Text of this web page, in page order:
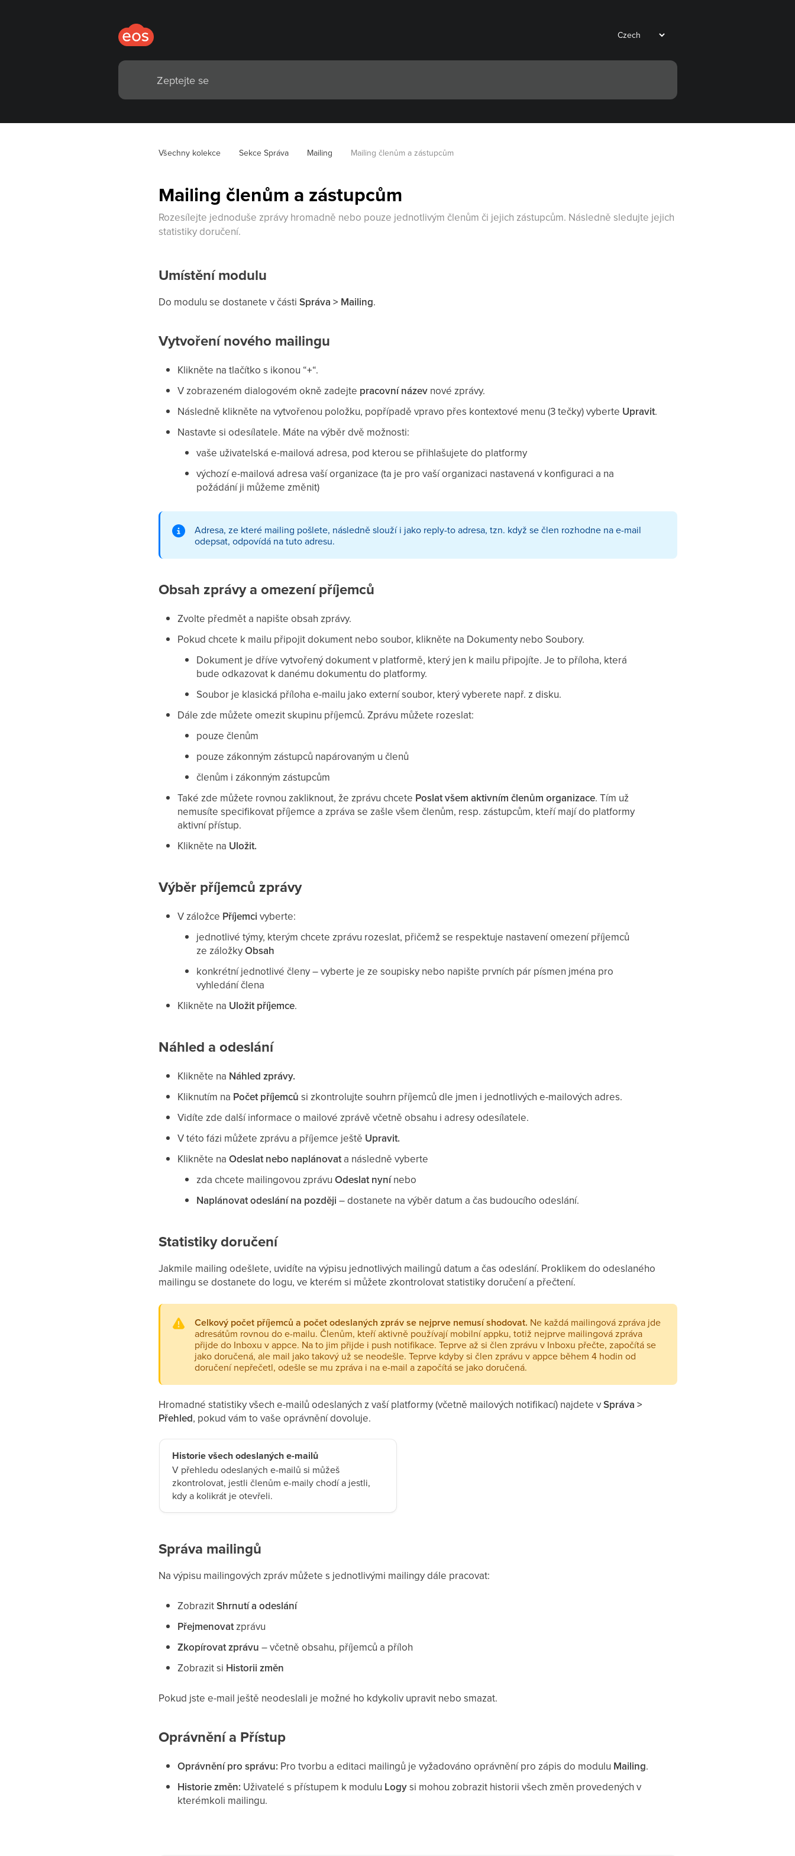
Všechny kolekce Sekce Správa Mailing Mailing členům a zástupcům
Mailing členům a zástupcům
Rozesílejte jednoduše zprávy hromadně nebo pouze jednotlivým členům či jejich zástupcům. Následně sledujte jejich
statistiky doručení.
Umístění modulu
Do modulu se dostanete v částiSpráva > Mailing.
Vytvoření nového mailingu
Klikněte na tlačítko s ikonou “+“.
V zobrazeném dialogovém okně zadejte pracovní název nové zprávy.
Následně klikněte na vytvořenou položku, popřípadě vpravo přes kontextové menu (3 tečky) vyberte Upravit.
Nastavte si odesílatele. Máte na výběr dvě možnosti:
vaše uživatelská e-mailová adresa, pod kterou se přihlašujete do platformy
výchozí e-mailová adresa vaší organizace (ta je pro vaší organizaci nastavená v konfiguraci a na
požádání ji můžeme změnit)
Adresa, ze které mailing pošlete, následně slouží i jako reply-to adresa, tzn. když se člen rozhodne na e-mail
odepsat, odpovídá na tuto adresu.
Obsah zprávy a omezení příjemců
Zvolte předmět a napište obsah zprávy.
Pokud chcete k mailu připojit dokument nebo soubor, klikněte na Dokumenty nebo Soubory.
Dokument je dříve vytvořený dokument v platformě, který jen k mailu připojíte. Je to příloha, která
bude odkazovat k danému dokumentu do platformy.
Soubor je klasická příloha e-mailu jako externí soubor, který vyberete např. z disku.
Dále zde můžete omezit skupinu příjemců. Zprávu můžete rozeslat:
pouze členům
pouze zákonným zástupců napárovaným u členů
členům i zákonným zástupcům
Také zde můžete rovnou zakliknout, že zprávu chcete Poslat všem aktivním členům organizace. Tím už
nemusíte specifikovat příjemce a zpráva se zašle všem členům, resp. zástupcům, kteří mají do platformy
aktivní přístup.
Klikněte na Uložit.
Výběr příjemců zprávy
V záložce Příjemci vyberte:
jednotlivé týmy, kterým chcete zprávu rozeslat, přičemž se respektuje nastavení omezení příjemců
ze záložkyObsah
konkrétní jednotlivé členy – vyberte je ze soupisky nebo napište prvních pár písmen jména pro
vyhledání člena
Klikněte na Uložit příjemce.
Náhled a odeslání
Klikněte na Náhled zprávy.
Kliknutím na Počet příjemců si zkontrolujte souhrn příjemců dle jmen i jednotlivých e-mailových adres.
Vidíte zde další informace o mailové zprávě včetně obsahu i adresy odesílatele.
V této fázi můžete zprávu a příjemce ještě Upravit.
Klikněte naOdeslat nebo naplánovata následně vyberte
zda chcete mailingovou zprávuOdeslat nynínebo
Naplánovat odeslání na později– dostanete na výběr datum a čas budoucího odeslání.
Statistiky doručení
Jakmile mailing odešlete, uvidíte na výpisu jednotlivých mailingů datum a čas odeslání. Proklikem do odeslaného
mailingu se dostanete do logu, ve kterém si můžete zkontrolovat statistiky doručení a přečtení.
Celkový počet příjemců a počet odeslaných zpráv se nejprve nemusí shodovat. Ne každá mailingová zpráva jde
adresátům rovnou do e-mailu. Členům, kteří aktivně používají mobilní appku, totiž nejprve mailingová zpráva
přijde do Inboxu v appce. Na to jim přijde i push notifikace. Teprve až si člen zprávu v Inboxu přečte, započítá se
jako doručená, ale mail jako takový už se neodešle. Teprve kdyby si člen zprávu v appce během 4 hodin od
doručení nepřečetl, odešle se mu zpráva i na e-mail a započítá se jako doručená.
Hromadné statistiky všech e-mailů odeslaných z vaší platformy (včetně mailových notifikací) najdete vSpráva >
Přehled, pokud vám to vaše oprávnění dovoluje.
Historie všech odeslaných e-mailů
V přehledu odeslaných e-mailů si můžeš
zkontrolovat, jestli členům e-maily chodí a jestli,
kdy a kolikrát je otevřeli.
Správa mailingů
Na výpisu mailingových zpráv můžete s jednotlivými mailingy dále pracovat:
ZobrazitShrnutí a odeslání
Přejmenovatzprávu
Zkopírovat zprávu– včetně obsahu, příjemců a příloh
Zobrazit si Historii změn
Pokud jste e-mail ještě neodeslali je možné ho kdykoliv upravit nebo smazat.
Oprávnění a Přístup
Oprávnění pro správu: Pro tvorbu a editaci mailingů je vyžadováno oprávnění pro zápis do modulu Mailing.
Historie změn: Uživatelé s přístupem k modulu Logysi mohou zobrazit historii všech změn provedených v
kterémkoli mailingu.